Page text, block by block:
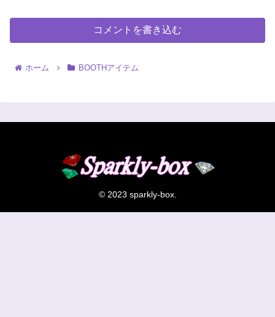
コメントを書き込む
ホーム BOOTHアイテム
© 2023 sparkly-box.